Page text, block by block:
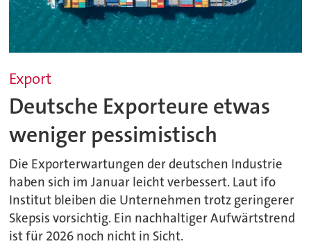
Export
Deutsche Exporteure etwas
weniger pessimistisch
Die Exporterwartungen der deutschen Industrie
haben sich im Januar leicht verbessert. Laut ifo
Institut bleiben die Unternehmen trotz geringerer
Skepsis vorsichtig. Ein nachhaltiger Aufwärtstrend
ist für 2026 noch nicht in Sicht.